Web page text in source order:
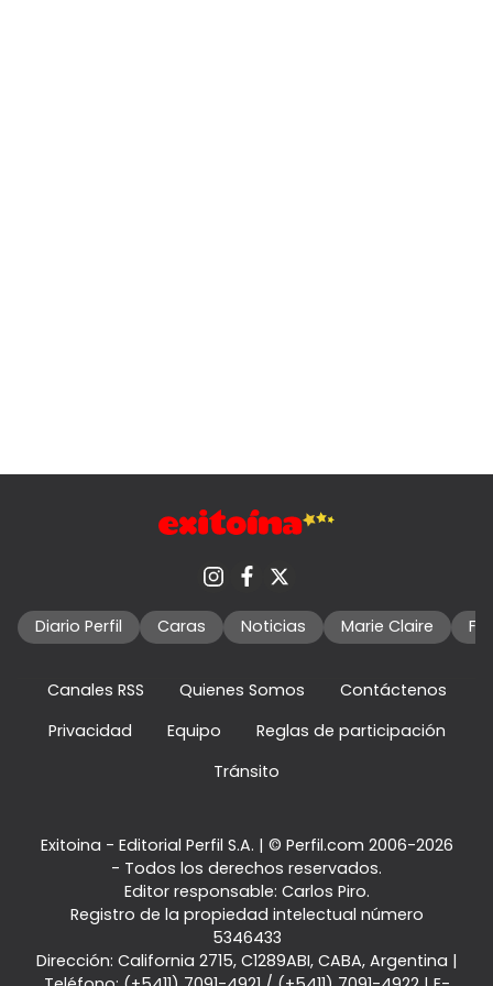
Diario Perfil Caras Noticias Marie Claire
Canales RSS Quienes Somos
Contáctenos
Privacidad
Equipo
Reglas de participación
Tránsito
Exitoina - Editorial Perfil S.A. | © Perfil.com 2006-2026
- Todos los derechos reservados.
Editor responsable: Carlos Piro.
Registro de la propiedad intelectual número
5346433
Dirección: California 2715, C1289ABI, CABA, Argentina |